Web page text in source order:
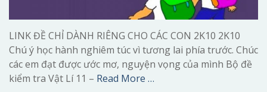
LINK ĐỀ CHỈ DÀNH RIÊNG CHO CÁC CON 2K10 2K10
Chú ý học hành nghiêm túc vì tương lai phía trước. Chúc
các em đạt được ước mơ, nguyện vọng của mình Bộ đề
kiểm tra Vật Lí 11 – Read More …